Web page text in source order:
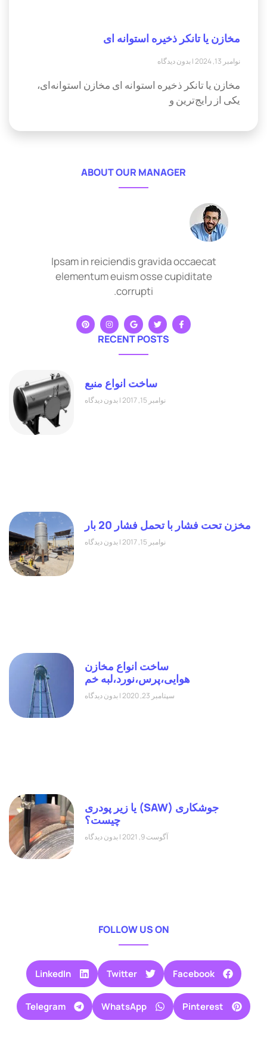
مخازن یا تانکر ذخیره استوانه ای
نوامبر 13, 2024 بدون دیدگاه
مخازن یا تانکر ذخیره استوانه ای مخازن استوانه‌ای،
یکی از رایج‌ترین و
ABOUT OUR MANAGER
Ipsam in reiciendis gravida occaecat
elementum euism osse cupiditate
corrupti.
RECENT POSTS
ساخت انواع منبع
نوامبر 15, 2017 بدون دیدگاه
مخزن تحت فشار با تحمل فشار 20 بار
نوامبر 15, 2017 بدون دیدگاه
ساخت انواع مخازن
هوایی،پرس،نورد،لبه خم
سپتامبر 23, 2020 بدون دیدگاه
جوشکاری (SAW) یا زیر پودری
چیست؟
آگوست 9, 2021 بدون دیدگاه
FOLLOW US ON
Facebook
Twitter
LinkedIn
Pinterest
WhatsApp
Telegram